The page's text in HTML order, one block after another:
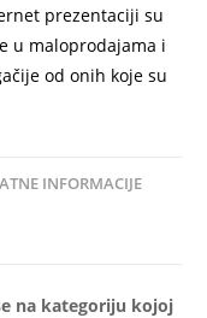
prezentaciji su
u maloprodajama i
od onih koje su
INFORMACIJE
na kategoriju kojoj